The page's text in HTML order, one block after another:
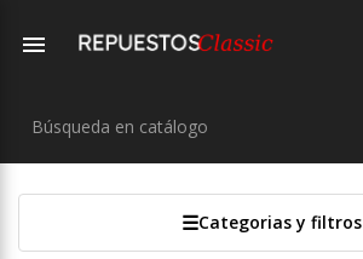

Categorias y filtros